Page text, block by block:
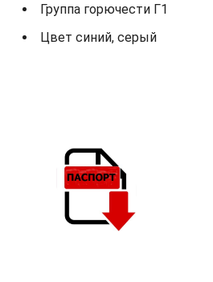
Группа горючести Г1
Цвет синий, серый